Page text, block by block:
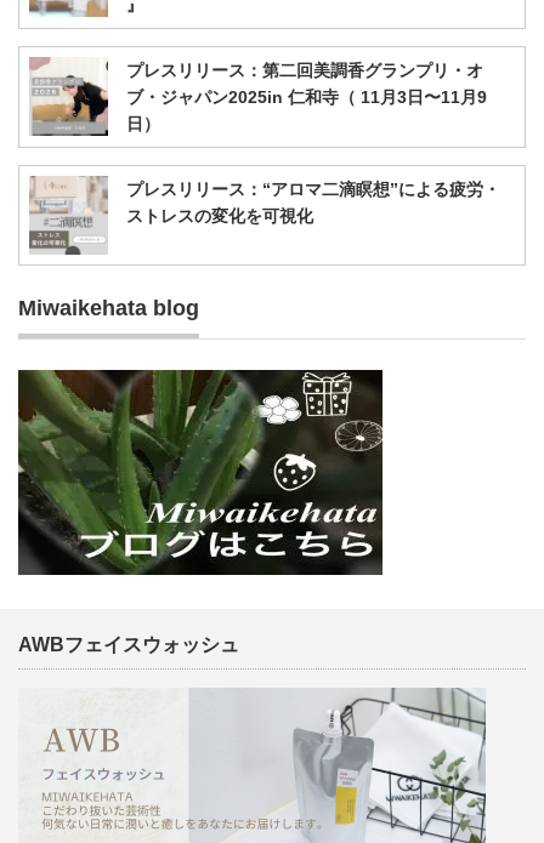
』
プレスリリース：第二回美調香グランプリ・オ
ブ・ジャパン2025in 仁和寺（ 11月3日〜11月9
日）
プレスリリース：“アロマ二滴瞑想”による疲労・
ストレスの変化を可視化
Miwaikehata blog
AWBフェイスウォッシュ